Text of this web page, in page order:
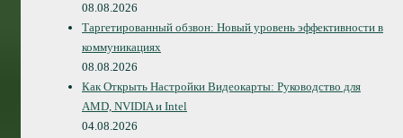
08.08.2026
Таргетированный обзвон: Новый уровень эффективности в
коммуникациях
08.08.2026
Как Открыть Настройки Видеокарты: Руководство для
AMD, NVIDIA и Intel
04.08.2026